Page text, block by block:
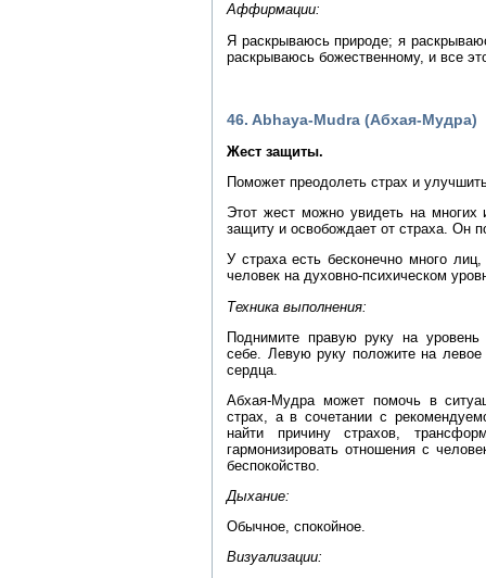
Аффирмации:
Я раскрываюсь природе; я
раскрываюсь божественному, и все
46. Abhaya-Mudra (Абхая-Мудра)
Жест защиты.
Поможет преодолеть страх и
Этот жест можно увидеть на
защиту и освобождает от страха. Он
У страха есть бесконечно много
человек на духовно-психическом
Техника выполнения:
Поднимите правую руку на уровень
себе. Левую руку положите на
сердца.
Абхая-Мудра может помочь в
страх, а в сочетании с
найти причину страхов,
гармонизировать отношения с
беспокойство.
Дыхание:
Обычное, спокойное.
Визуализации: